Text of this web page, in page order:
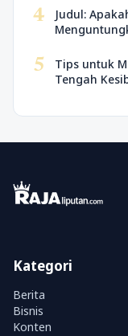
4
Judul:
5
Tips untuk
Tengah
Kategori
Berita
Bisnis
Konten